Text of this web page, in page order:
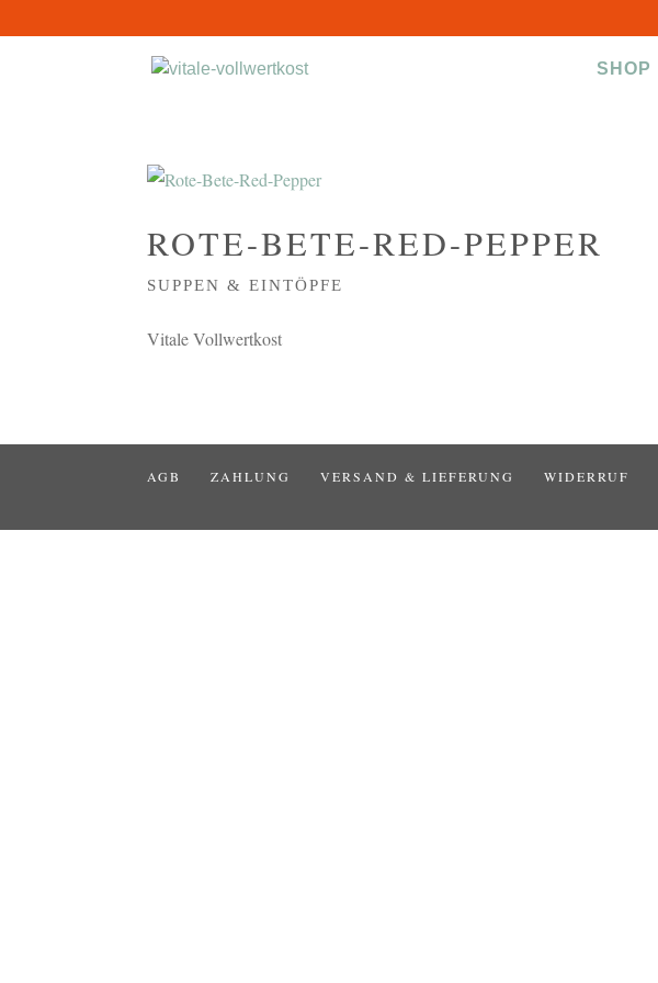
SHOP
ROTE-BETE-RED-PEPPER
SUPPEN & EINTÖPFE
Vitale Vollwertkost
AGB ZAHLUNG VERSAND & LIEFERUNG WIDERRUF